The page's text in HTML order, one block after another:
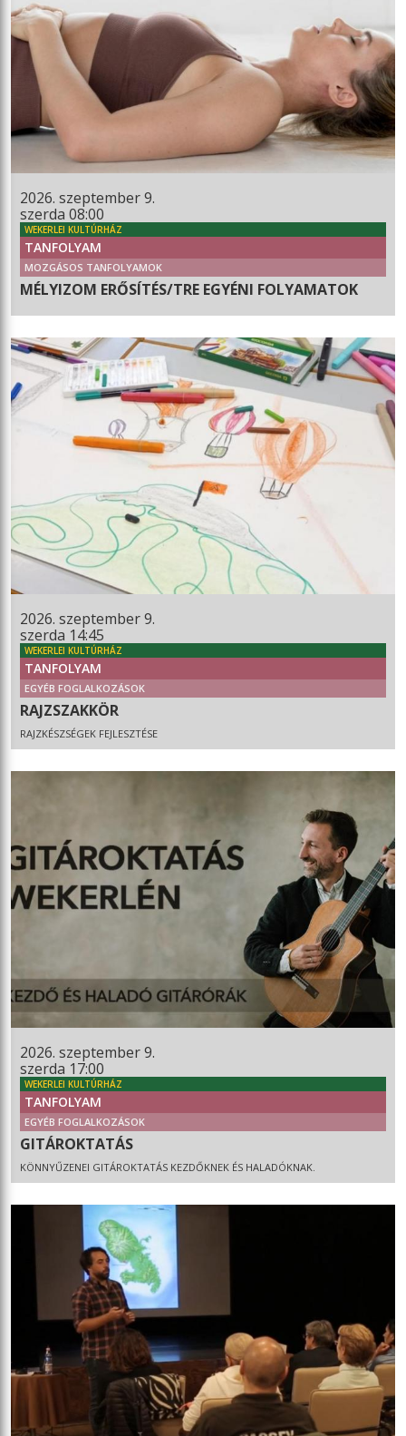
2026. szeptember 9.
szerda 08:00
WEKERLEI KULTÚRHÁZ
TANFOLYAM
MOZGÁSOS TANFOLYAMOK
MÉLYIZOM ERŐSÍTÉS/TRE EGYÉNI FOLYAMATOK
2026. szeptember 9.
szerda 14:45
WEKERLEI KULTÚRHÁZ
TANFOLYAM
EGYÉB FOGLALKOZÁSOK
RAJZSZAKKÖR
RAJZKÉSZSÉGEK FEJLESZTÉSE
2026. szeptember 9.
szerda 17:00
WEKERLEI KULTÚRHÁZ
TANFOLYAM
EGYÉB FOGLALKOZÁSOK
GITÁROKTATÁS
KÖNNYŰZENEI GITÁROKTATÁS KEZDŐKNEK ÉS HALADÓKNAK.